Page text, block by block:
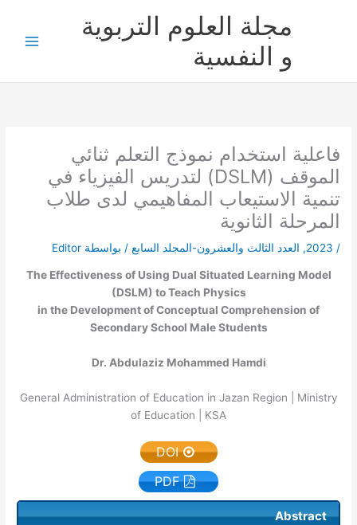
مجلة العلوم التربوية
و النفسية
فاعلية استخدام نموذج التعلم ثنائي
الموقف (DSLM) لتدريس الفيزياء في
تنمية الاستيعاب المفاهيمي لدى طلاب
المرحلة الثانوية
/
2023
, العدد الثالث والعشرون-المجلد السابع / بواسطة Editor
The Effectiveness of Using Dual Situated Learning Model
(DSLM) to Teach Physics
in the Development of Conceptual Comprehension of
Secondary School Male Students
Dr. Abdulaziz Mohammed Hamdi
General Administration of Education in Jazan Region | Ministry
of Education | KSA
DOI
PDF
Abstract